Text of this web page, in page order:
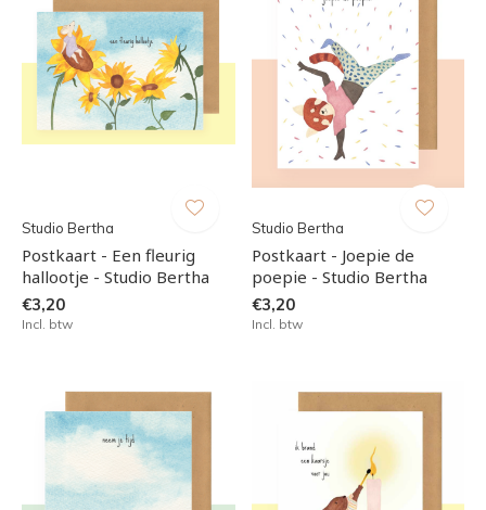
Studio Bertha
Postkaart - Een fleurig
hallootje - Studio Bertha
€3,20
Incl. btw
Studio Bertha
Postkaart - Joepie de
poepie - Studio Bertha
€3,20
Incl. btw